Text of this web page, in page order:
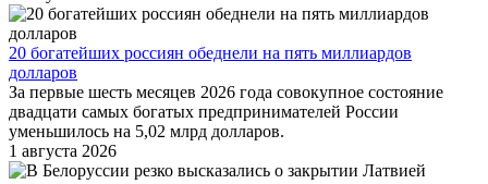
20 богатейших россиян обеднели на пять миллиардов
долларов
За первые шесть месяцев 2026 года совокупное состояние
двадцати самых богатых предпринимателей России
уменьшилось на 5,02 млрд долларов.
1 августа 2026